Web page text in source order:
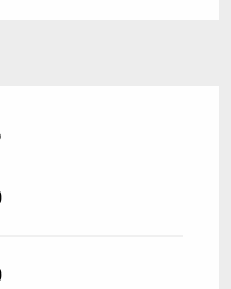
2026